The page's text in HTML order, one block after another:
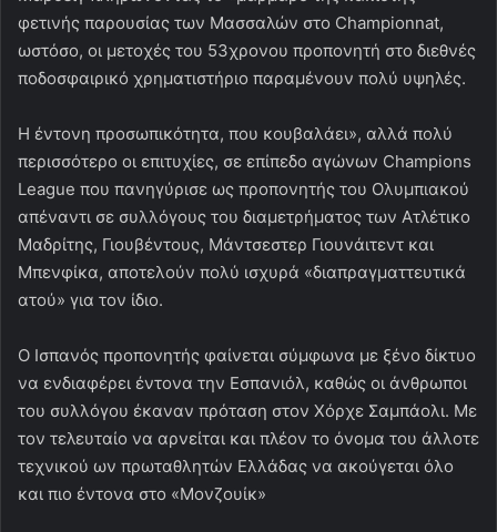
φετινής παρουσίας των Μασσαλών στο Championnat,
ωστόσο, οι μετοχές του 53χρονου προπονητή στο διεθνές
ποδοσφαιρικό χρηματιστήριο παραμένουν πολύ υψηλές.
Η έντονη προσωπικότητα, που κουβαλάει», αλλά πολύ
περισσότερο οι επιτυχίες, σε επίπεδο αγώνων Champions
League που πανηγύρισε ως προπονητής του Ολυμπιακού
απέναντι σε συλλόγους του διαμετρήματος των Ατλέτικο
Μαδρίτης, Γιουβέντους, Μάντσεστερ Γιουνάιτεντ και
Μπενφίκα, αποτελούν πολύ ισχυρά «διαπραγματτευτικά
ατού» για τον ίδιο.
Ο Ισπανός προπονητής φαίνεται σύμφωνα με ξένο δίκτυο
να ενδιαφέρει έντονα την Εσπανιόλ, καθώς οι άνθρωποι
του συλλόγου έκαναν πρόταση στον Χόρχε Σαμπάολι. Με
τον τελευταίο να αρνείται και πλέον το όνομα του άλλοτε
τεχνικού ων πρωταθλητών Ελλάδας να ακούγεται όλο
και πιο έντονα στο «Μονζουίκ»